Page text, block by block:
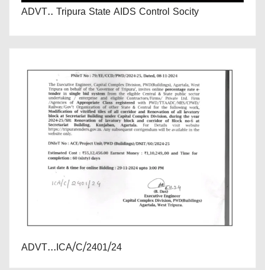
ADVT.. Tripura State AIDS Control Socity
ADVT...ICA/C/2401/24